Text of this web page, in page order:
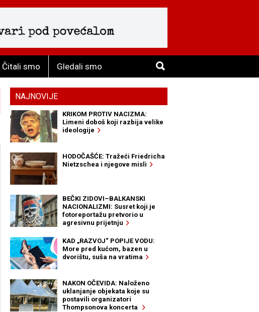
Čitali smo Gledali smo
NAJNOVIJE
KRIKOM PROTIV NACIZMA:
Limeni doboš koji razbija velike
ideologije
HODOČAŠĆE: Tražeći Friedricha
Nietzschea i njegove misli
BEČKI ZIDOVI–BALKANSKI
NACIONALIZMI: Susret koji je
fotoreportažu pretvorio u
agresivnu prijetnju
KAD „RAZVOJ“ POPIJE VODU:
More pred kućom, bazen u
dvorištu, suša na vratima
NAKON OČEVIDA: Naloženo
uklanjanje objekata koje su
postavili organizatori
Thompsonova koncerta